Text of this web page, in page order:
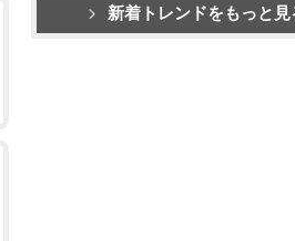
新着トレンドをもっと見